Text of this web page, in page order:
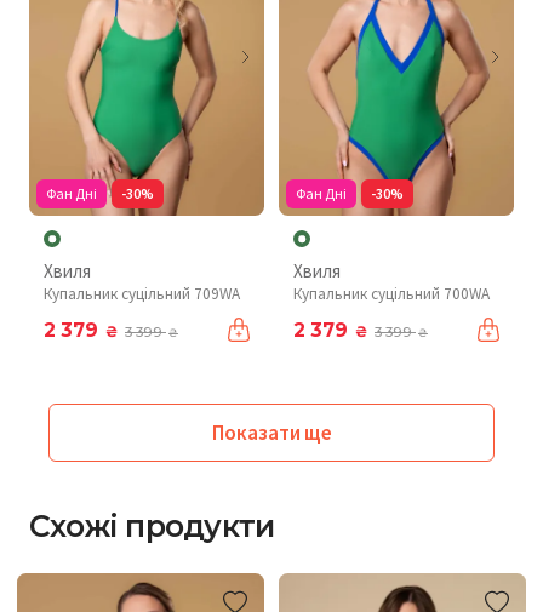
Фан Дні -30%
Хвиля
Купальник суцільний 709WA
2 379 ₴ 3 399₴
Фан Дні -30%
Хвиля
Купальник суцільний 700WA
2 379 ₴ 3 399₴
Показати ще
Схожі продукти